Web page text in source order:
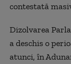
contestată
Dizolvarea
a deschis o
atunci, în